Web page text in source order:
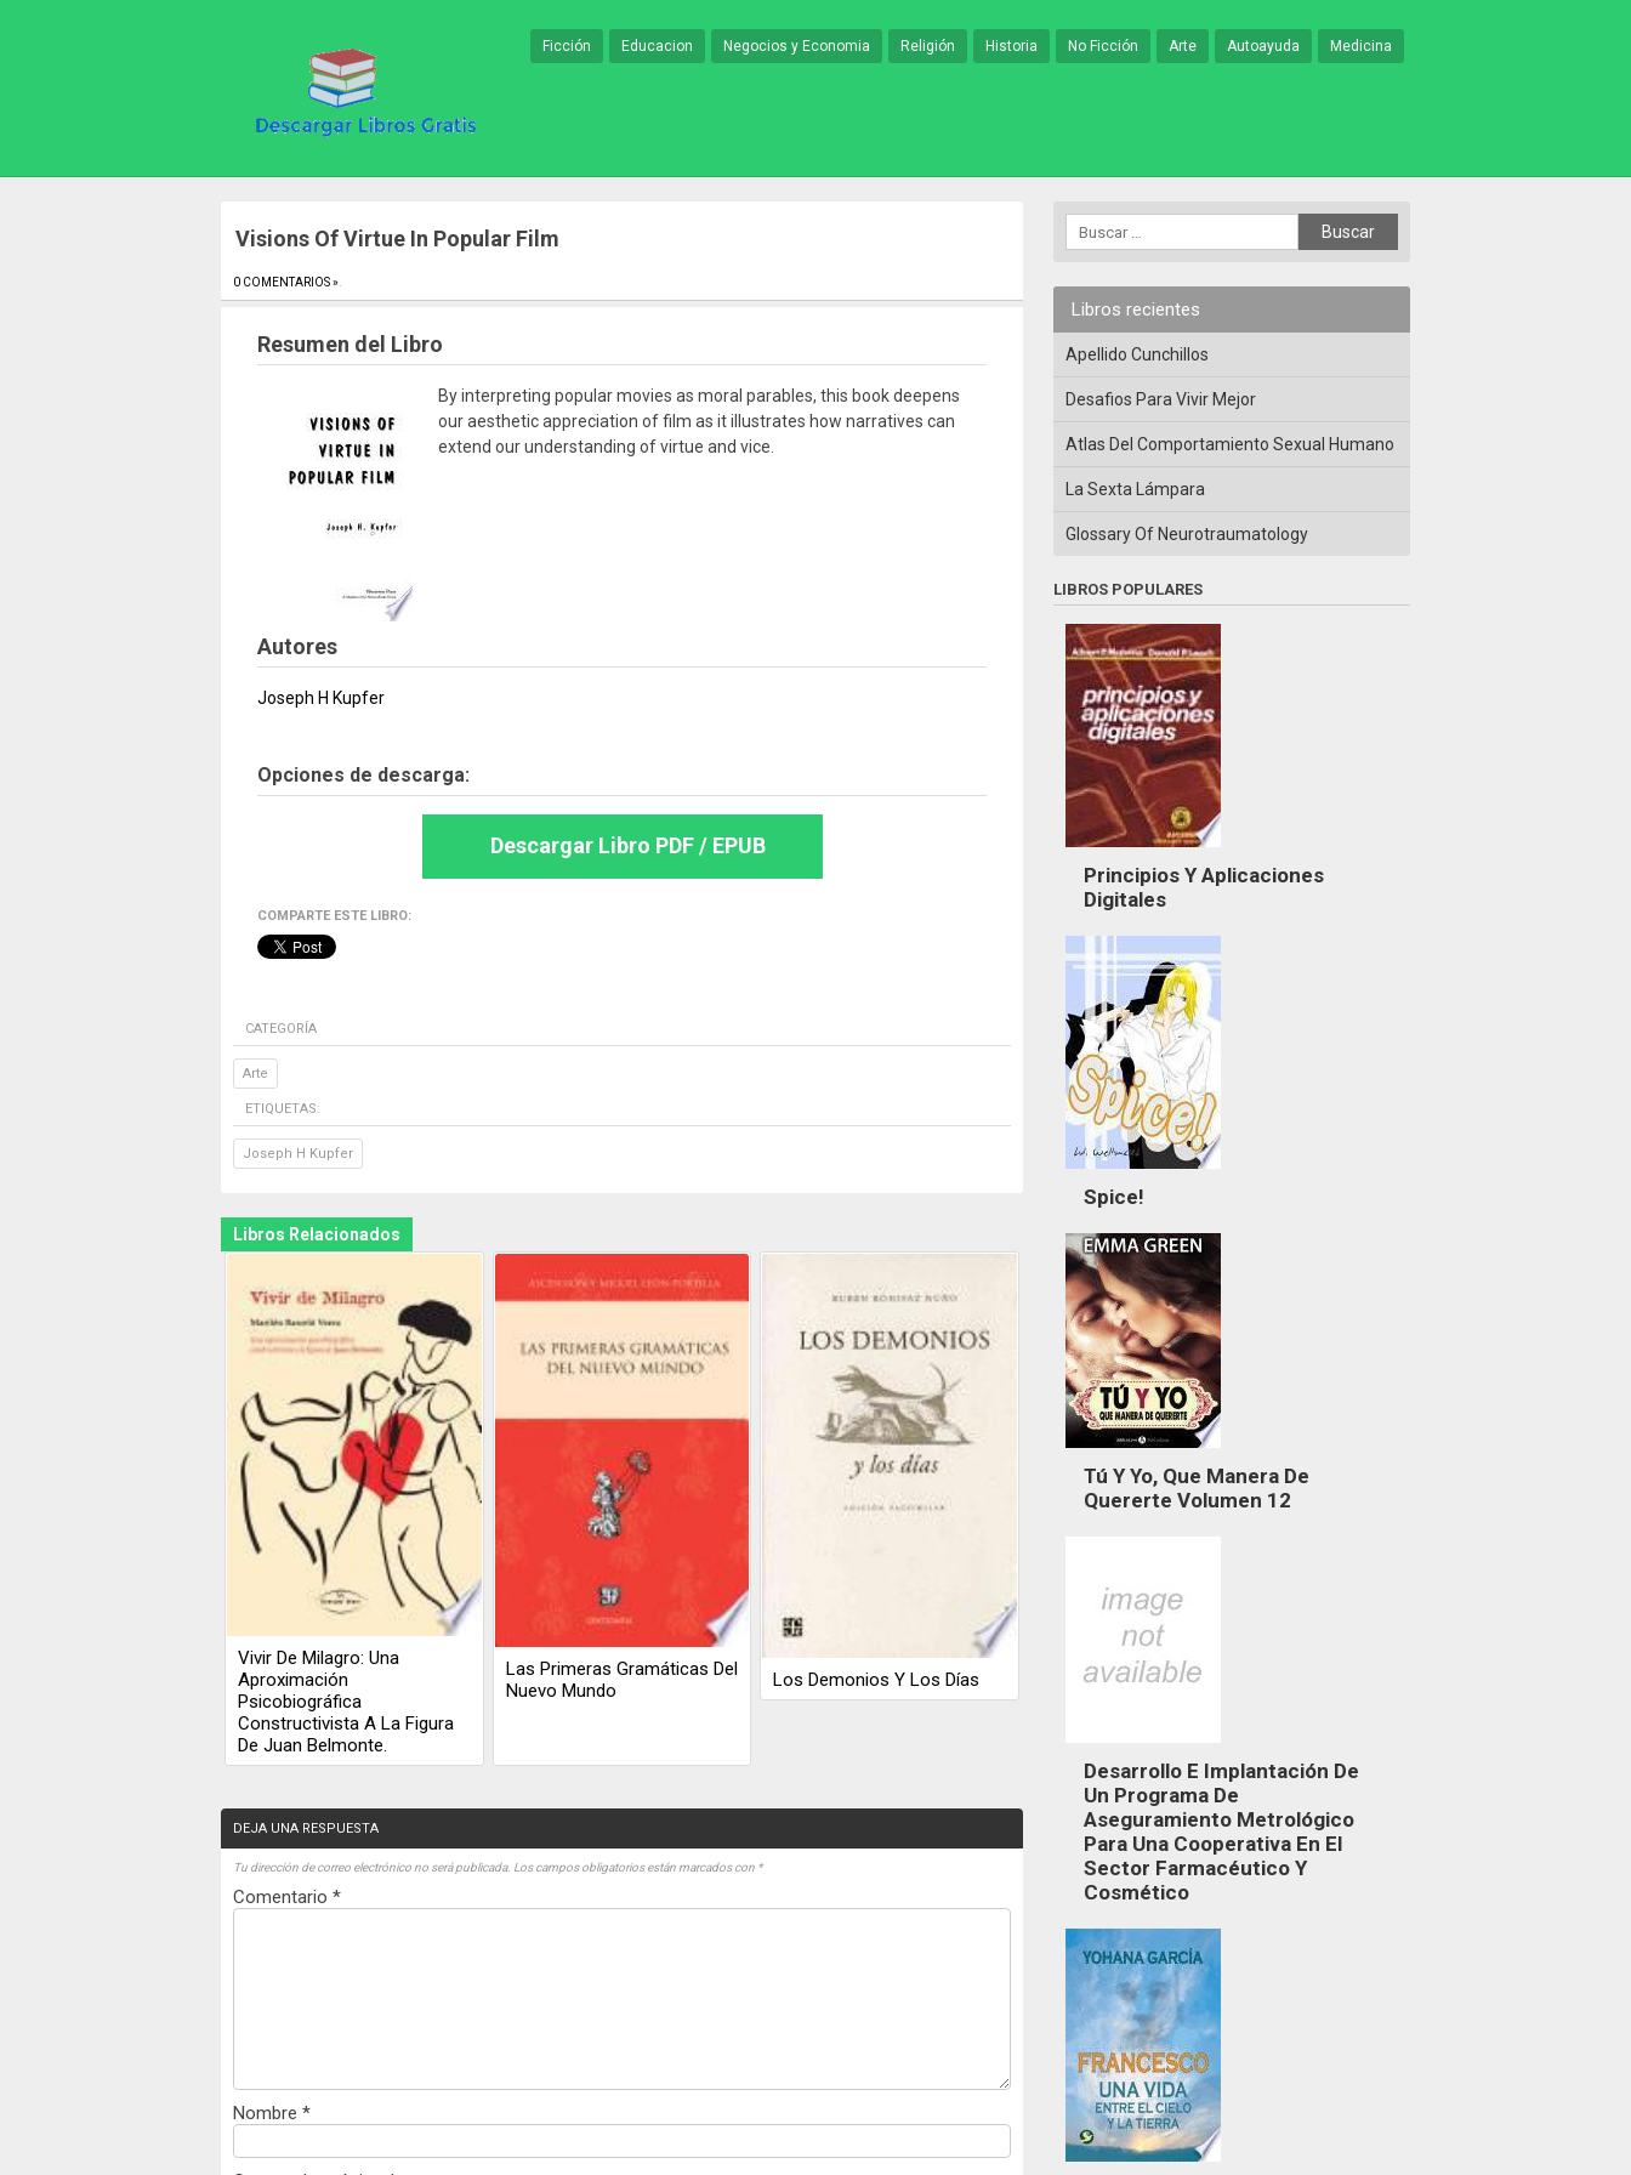
Ficción Educacion Negocios y Economia Religión Historia No Ficción Arte Autoayuda Medicina
Visions Of Virtue In Popular Film
0 COMENTARIOS »
Resumen del Libro
By interpreting popular movies as moral parables, this book deepens
our aesthetic appreciation of film as it illustrates how narratives can
extend our understanding of virtue and vice.
Autores
Joseph H Kupfer
Opciones de descarga:
Descargar Libro PDF / EPUB
COMPARTE ESTE LIBRO:
CATEGORÍA
Arte
ETIQUETAS:
Joseph H Kupfer
Libros Relacionados
Vivir De Milagro: Una
Aproximación
Psicobiográfica
Constructivista A La Figura
De Juan Belmonte.
Las Primeras Gramáticas Del
Nuevo Mundo
Los Demonios Y Los Días
DEJA UNA RESPUESTA
Tu dirección de correo electrónico no será publicada. Los campos obligatorios están marcados con *
Comentario *
Nombre *
Libros recientes
Apellido Cunchillos
Desafios Para Vivir Mejor
Atlas Del Comportamiento Sexual Humano
La Sexta Lámpara
Glossary Of Neurotraumatology
LIBROS POPULARES
Principios Y Aplicaciones
Digitales
Spice!
Tú Y Yo, Que Manera De
Quererte Volumen 12
Desarrollo E Implantación De
Un Programa De
Aseguramiento Metrológico
Para Una Cooperativa En El
Sector Farmacéutico Y
Cosmético